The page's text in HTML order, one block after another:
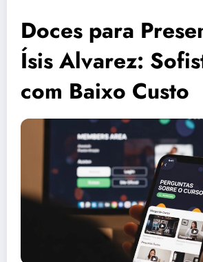
Doces para
Ísis Alvarez:
com Baixo Custo